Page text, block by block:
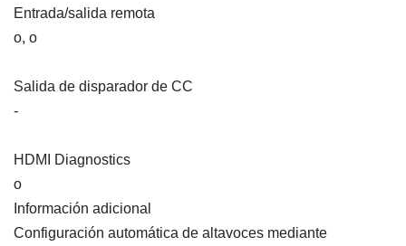
Entrada/salida remota
o, o
Salida de disparador de CC
-
HDMI Diagnostics
o
Información adicional
Configuración automática de altavoces mediante